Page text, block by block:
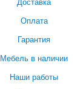
Доставка
Оплата
Гарантия
Мебель в наличии
Наши работы